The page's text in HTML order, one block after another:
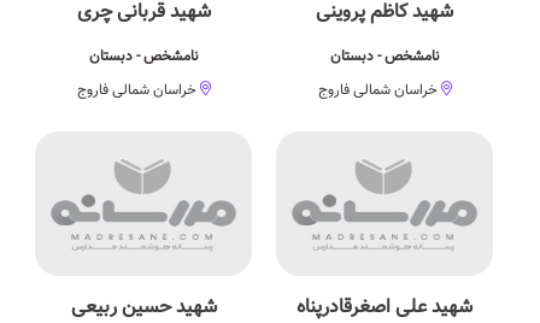
شهید کاظم پروینی
نامشخص - دبستان
خراسان شمالی فاروج
شهید قربانی چری
نامشخص - دبستان
خراسان شمالی فاروج
شهید علی اصغرقادرپناه شهید حسین ربیعی